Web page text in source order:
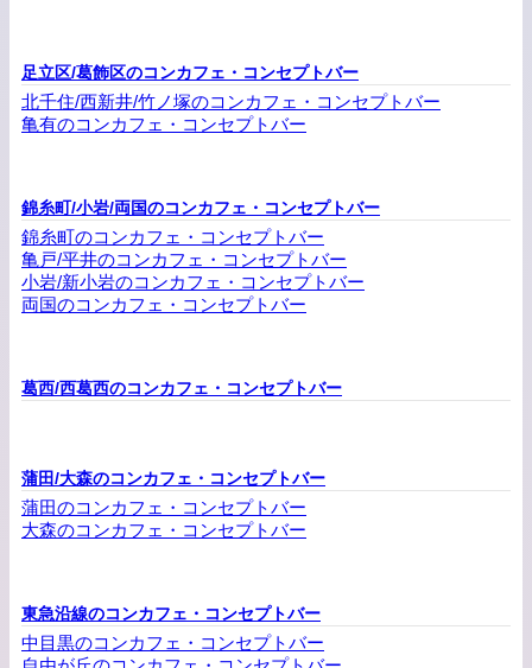
足立区/葛飾区のコンカフェ・コンセプトバー
北千住/西新井/竹ノ塚のコンカフェ・コンセプトバー
亀有のコンカフェ・コンセプトバー
錦糸町/小岩/両国のコンカフェ・コンセプトバー
錦糸町のコンカフェ・コンセプトバー
亀戸/平井のコンカフェ・コンセプトバー
小岩/新小岩のコンカフェ・コンセプトバー
両国のコンカフェ・コンセプトバー
葛西/西葛西のコンカフェ・コンセプトバー
蒲田/大森のコンカフェ・コンセプトバー
蒲田のコンカフェ・コンセプトバー
大森のコンカフェ・コンセプトバー
東急沿線のコンカフェ・コンセプトバー
中目黒のコンカフェ・コンセプトバー